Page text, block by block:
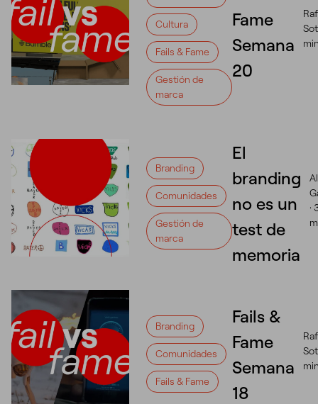
Cultura
Fails & Fame
Gestión de
marca
Fame
Semana
20
Branding
Comunidades
Gestión de
marca
El
branding
no es un
test de
memoria
·
Branding
Comunidades
Fails & Fame
Fails &
Fame
Semana
18